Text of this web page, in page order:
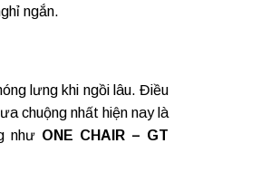
ngắn.
lưng khi ngồi lâu. Điều
chuộng nhất hiện nay là
như ONE CHAIR – GT